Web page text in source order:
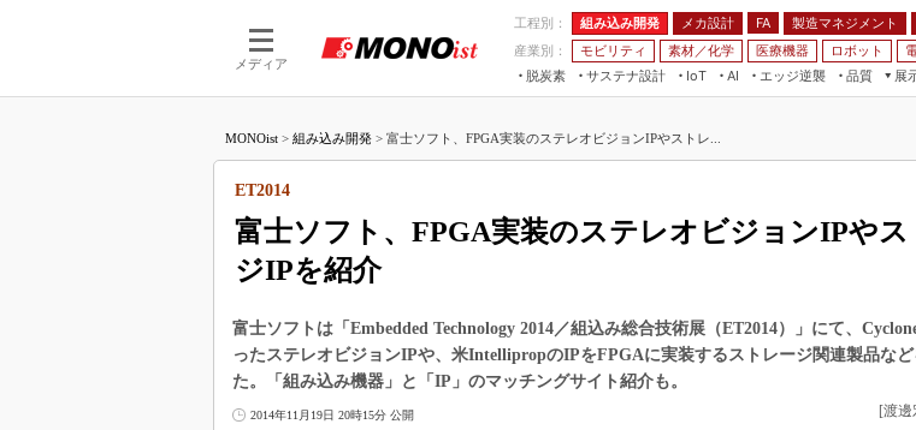
メディア
工程別： 組み込み開発 メカ設計 FA 製造マネジメント
産業別：
モビリティ 素材／化学 医療機器 ロボット
脱炭素
サステナ設計
IoT
つながる工場
AI
AI×設備保全
エッジ逆襲 品質
展
JIMTOF
IIFES
TECHNO-FRONTIER
人テク展
つながるクルマ
VR／AR
組み込み画像技術
組み込みモデリング
MONOist > 組み込み開発 > 富士ソフト、FPGA実装のステレオビジョンIPやストレ...
富士ソフト、FPGA実装のステレオビジョンIPやス
ジIPを紹介
ET2014
富士ソフトは「Embedded Technology 2014／組込み総合技術展（ET2014）」にて、
ったステレオビジョンIPや、米IntellipropのIPをFPGAに実装するストレージ関連製品な
た。「組み込み機器」と「IP」のマッチングサイト紹介も。
2014年11月19日 20時15分 公開 [渡邊